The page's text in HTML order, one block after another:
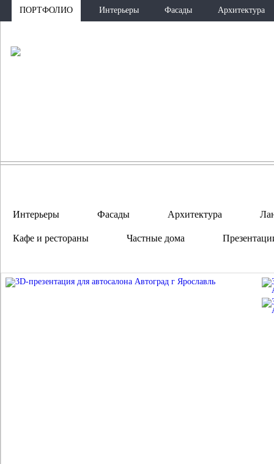
ПОРТФОЛИО Интерьеры Фасады Архитектура
Интерьеры Фасады Архитектура
Кафе и рестораны Частные дома